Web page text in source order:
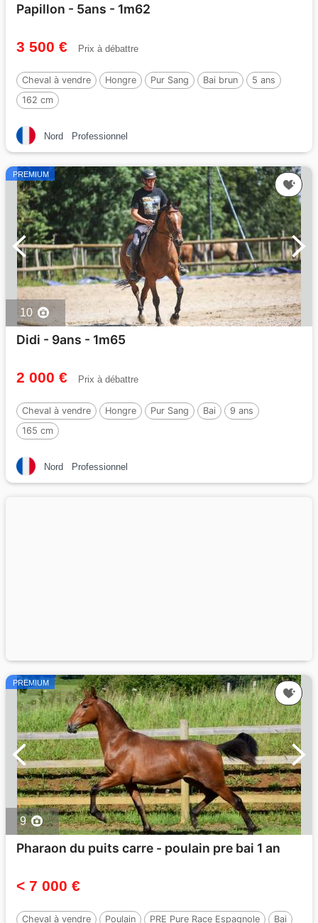
Papillon - 5ans - 1m62
3 500 € Prix à débattre
Cheval à vendre Hongre Pur Sang Bai brun
5 ans
162 cm
Nord Professionnel
PREMIUM
10
Didi - 9ans - 1m65
2 000 € Prix à débattre
Cheval à vendre Hongre Pur Sang Bai
9 ans
165 cm
Nord Professionnel
PREMIUM
9
Pharaon du puits carre - poulain pre bai 1 an
< 7 000 €
Cheval à vendre Poulain PRE Pure Race Espagnole
Bai